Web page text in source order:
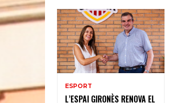
ESPORT
L’ESPAI GIRONÈS RENOVA EL